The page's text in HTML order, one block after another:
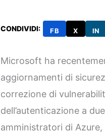
CONDIVIDI: FB X IN
Microsoft ha
aggiornamenti di
correzione di
dell’autenticazione a
amministratori di